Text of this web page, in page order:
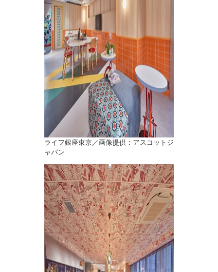
ライフ銀座東京／画像提供：アスコットジ
ャパン